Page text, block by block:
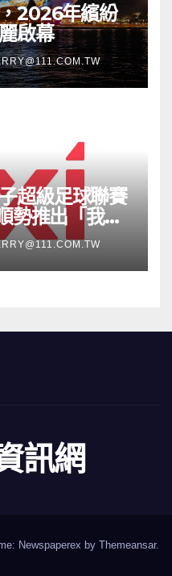
2026年繽紛
啟幕
超級足球聯賽
勢推出「我的
訊網
Newspaperex by Themeansar.